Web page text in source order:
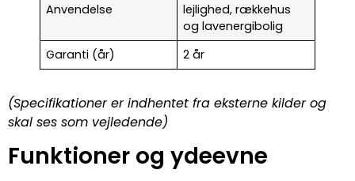
Anvendelse
lejlighed, rækkehus
og lavenergibolig
Garanti (år)
2 år
(Specifikationer er indhentet fra eksterne kilder og
skal ses som vejledende)
Funktioner og ydeevne